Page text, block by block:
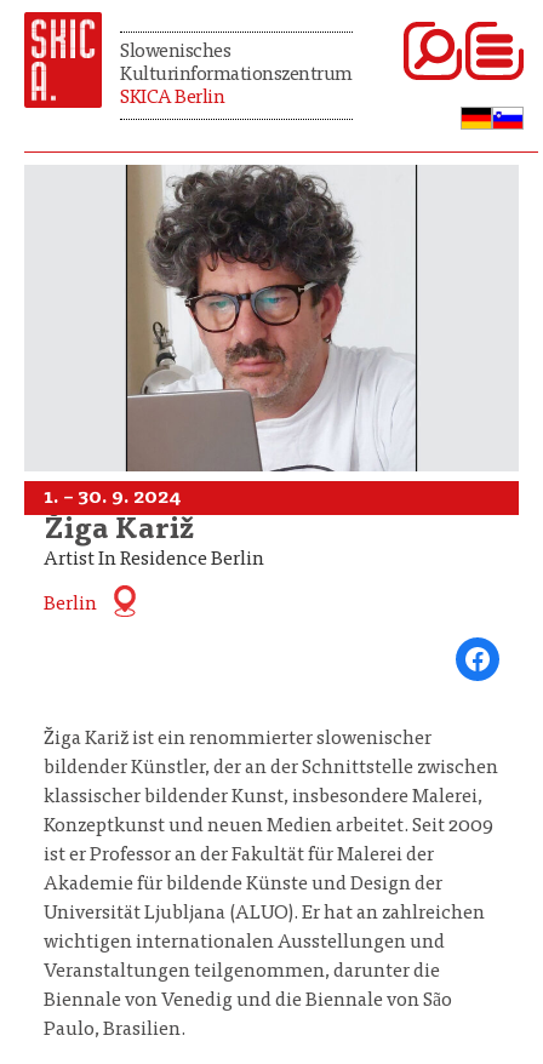
Slowenisches
Kulturinformationszentrum
SKICA Berlin
1. – 30. 9. 2024
Žiga Kariž
Artist In Residence Berlin
Berlin
Share on
Žiga Kariž ist ein renommierter slowenischer
bildender Künstler, der an der Schnittstelle zwischen
klassischer bildender Kunst, insbesondere Malerei,
Konzeptkunst und neuen Medien arbeitet. Seit 2009
ist er Professor an der Fakultät für Malerei der
Akademie für bildende Künste und Design der
Universität Ljubljana (ALUO). Er hat an zahlreichen
wichtigen internationalen Ausstellungen und
Veranstaltungen teilgenommen, darunter die
Biennale von Venedig und die Biennale von São
Paulo, Brasilien.